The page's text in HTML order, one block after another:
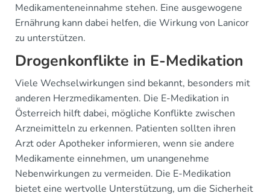
Medikamenteneinnahme stehen. Eine ausgewogene
Ernährung kann dabei helfen, die Wirkung von Lanicor
zu unterstützen.
Drogenkonflikte in E-Medikation
Viele Wechselwirkungen sind bekannt, besonders mit
anderen Herzmedikamenten. Die E-Medikation in
Österreich hilft dabei, mögliche Konflikte zwischen
Arzneimitteln zu erkennen. Patienten sollten ihren
Arzt oder Apotheker informieren, wenn sie andere
Medikamente einnehmen, um unangenehme
Nebenwirkungen zu vermeiden. Die E-Medikation
bietet eine wertvolle Unterstützung, um die Sicherheit